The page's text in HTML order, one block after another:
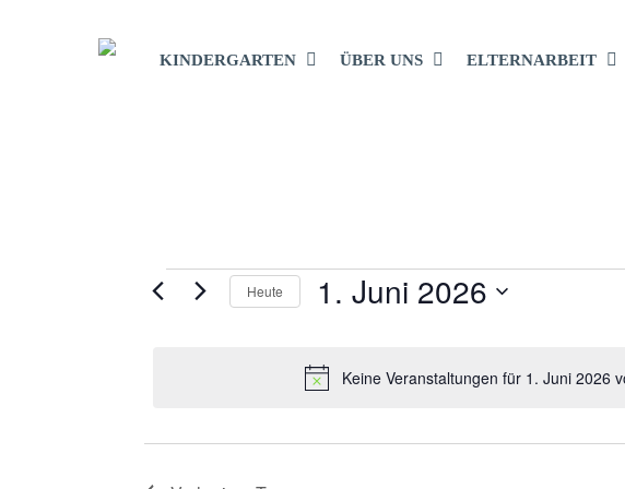
KINDERGARTEN ÜBER UNS ELTERNARBEIT
Keine Veranstaltungen für 1. Juni 2026
Heute 1. Juni 2026
wählen.